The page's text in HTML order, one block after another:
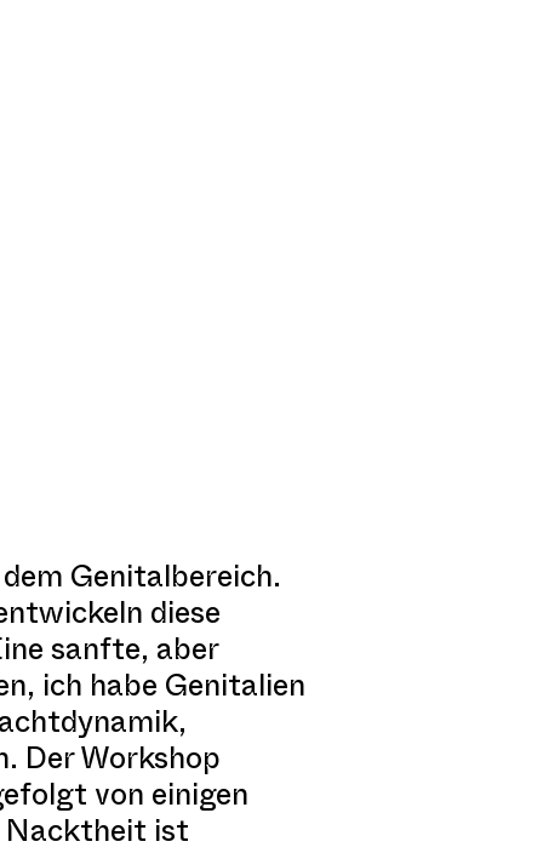
Genitalbereich.
diese
sanfte, aber
ich habe Genitalien
Der Workshop
von einigen
Nacktheit ist